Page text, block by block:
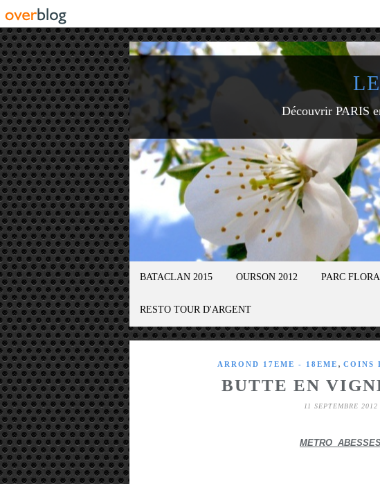
Découvrir PARIS
BATACLAN 2015 OURSON 2012 PARC
RESTO TOUR D'ARGENT
ARROND 17EME - 18EME , COINS
BUTTE EN
11 SEPTEMBRE 2012
METRO